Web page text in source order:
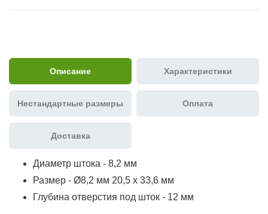
Описание Характеристики
Нестандартные размеры Оплата
Доставка
Диаметр штока - 8,2 мм
Размер - Ø8,2 мм 20,5 x 33,6 мм
Глубина отверстия под шток - 12 мм